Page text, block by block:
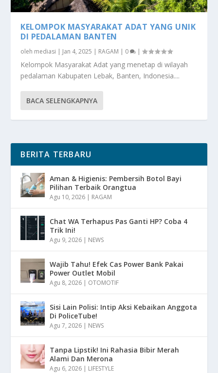
KELOMPOK MASYARAKAT ADAT YANG UNIK
DI PEDALAMAN BANTEN
oleh mediasi | Jan 4, 2025 | RAGAM | 0 |
Kelompok Masyarakat Adat yang menetap di wilayah
pedalaman Kabupaten Lebak, Banten, Indonesia....
BACA SELENGKAPNYA
BERITA TERBARU
Aman & Higienis: Pembersih Botol Bayi
Pilihan Terbaik Orangtua
Agu 10, 2026 | RAGAM
Chat WA Terhapus Pas Ganti HP? Coba 4
Trik Ini!
Agu 9, 2026 | NEWS
Wajib Tahu! Efek Cas Power Bank Pakai
Power Outlet Mobil
Agu 8, 2026 | OTOMOTIF
Sisi Lain Polisi: Intip Aksi Kebaikan Anggota
Di PoliceTube!
Agu 7, 2026 | NEWS
Tanpa Lipstik! Ini Rahasia Bibir Merah
Alami Dan Merona
Agu 6, 2026 | LIFESTYLE